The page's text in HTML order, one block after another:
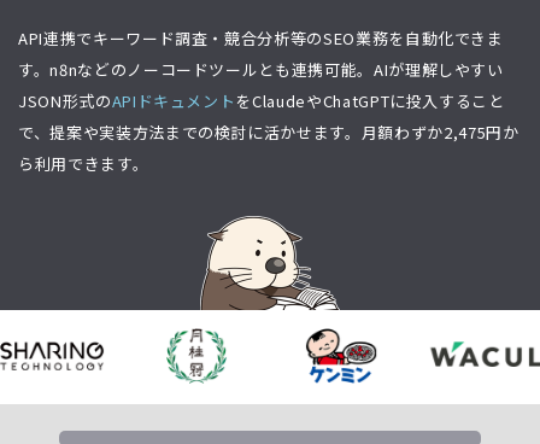
API連携でキーワード調査・競合分析等のSEO業務を自動化できま
す。n8nなどのノーコードツールとも連携可能。AIが理解しやすい
JSON形式のAPIドキュメント をClaudeやChatGPTに投入すること
で、提案や実装方法までの検討に活かせます。月額わずか2,475円か
ら利用できます。